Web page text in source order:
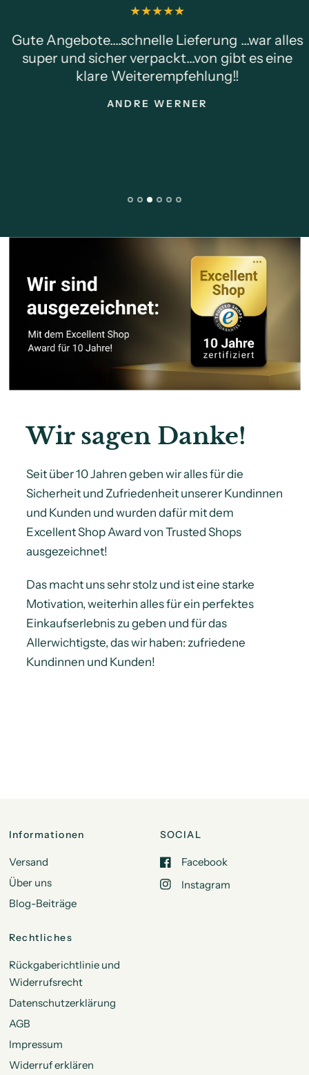
Gute Angebote....schnelle Lieferung ...war alles
super und sicher verpackt...von gibt es eine
klare Weiterempfehlung!!
ANDRE WERNER
Wir sagen Danke!
Seit über 10 Jahren geben wir alles für die
Sicherheit und Zufriedenheit unserer Kundinnen
und Kunden und wurden dafür mit dem
Excellent Shop Award von Trusted Shops
ausgezeichnet!
Das macht uns sehr stolz und ist eine starke
Motivation, weiterhin alles für ein perfektes
Einkaufserlebnis zu geben und für das
Allerwichtigste, das wir haben: zufriedene
Kundinnen und Kunden!
Informationen
Versand
Über uns
Blog-Beiträge
SOCIAL
Facebook
Instagram
Rechtliches
Rückgaberichtlinie und
Widerrufsrecht
Datenschutzerklärung
AGB
Impressum
Widerruf erklären